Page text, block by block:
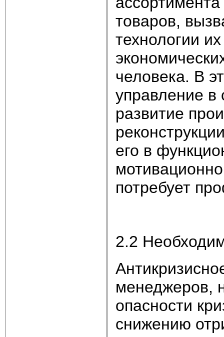
товаров,
технологии
человека. В
управление в
развитие
его в
потребует
2.2
менеджеров,
опасности
снижению